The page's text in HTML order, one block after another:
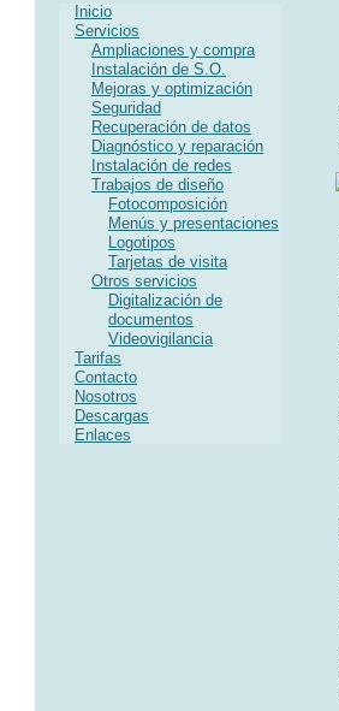
Inicio
Servicios
Ampliaciones y compra
Instalación de S.O.
Mejoras y optimización
Seguridad
Recuperación de datos
Diagnóstico y reparación
Instalación de redes
Trabajos de diseño
Fotocomposición
Menús y presentaciones
Logotipos
Tarjetas de visita
Otros servicios
Digitalización de
documentos
Videovigilancia
Tarifas
Contacto
Nosotros
Descargas
Enlaces